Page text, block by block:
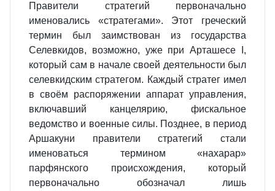
Правители стратегий первоначально
именовались «стратегами». Этот греческий
термин был заимствован из государства
Селевкидов, возможно, уже при Арташесе I,
который сам в начале своей деятельности был
селевкидским стратегом. Каждый стратег имел
в своём распоряжении аппарат управления,
включавший канцелярию, фискальное
ведомство и военные силы. Позднее, в период
Аршакуни правители стратегий стали
именоваться термином «нахарар»
парфянского происхождения, который
первоначально обозначал лишь